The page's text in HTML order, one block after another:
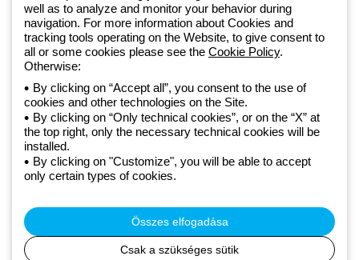
about GEWISS
Adatvédelmi szabályzat
Cookie szabályzat
Általános szerződési feltételek
Minden szabályzat
Accessibility
Credits
to the direction and coordination of Gewiss S.p.A. - P.IVA (IT)
00666341201 - Registered in the Register of Companies of
Bologna. Fully paid-up capital: 10,000,000 Euro
well as to analyze and monitor your behavior during
navigation. For more information about Cookies and
tracking tools operating on the Website, to give consent to
all or some cookies please see the Cookie Policy.
Otherwise:
By clicking on “Accept all”, you consent to the use of
cookies and other technologies on the Site.
By clicking on “Only technical cookies”, or on the “X” at
the top right, only the necessary technical cookies will be
installed.
By clicking on "Customize", you will be able to accept
only certain types of cookies.
Összes elfogadása
Csak a szükséges sütik